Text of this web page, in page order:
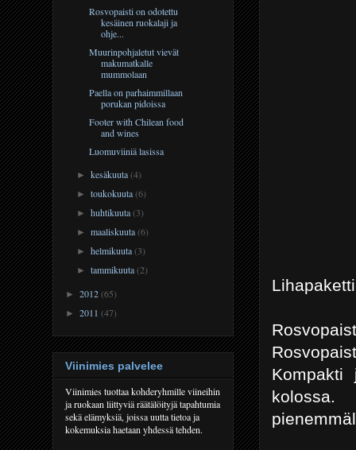
Rosvopaisti on odotettu
kesäinen ruokalaji ja
ohje...
Muurinpohjaletut vievät
makumatkalle
mummolaan
Paella on parhaimmillaan
porukan pidoissa
Footer with Chilean food
and wines
Luomuviiniä lasissa
►kesäkuuta(4)
►toukokuuta(6)
►huhtikuuta(3)
►maaliskuuta(6)
►helmikuuta(3)
►tammikuuta(2)
► 2012(65)
► 2011 (47)
Viinimies palvelee
Viinimies tuottaa kohderyhmille viineihin
ja ruokaan liittyviä räätälöityjä tapahtumia
sekä elämyksiä, joissa uutta tietoa ja
kokemuksia haetaan yhdessä tehden.